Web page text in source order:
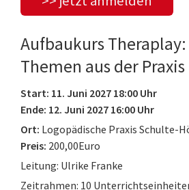
Aufbaukurs
Themen aus der
Start: 11. Juni 2027 18:00 Uhr
Ende: 12. Juni 2027 16:00 Uhr
Ort: Logopädische Praxis Schulte-
Preis: 200,00Euro
Leitung: Ulrike Franke
Zeitrahmen: 10